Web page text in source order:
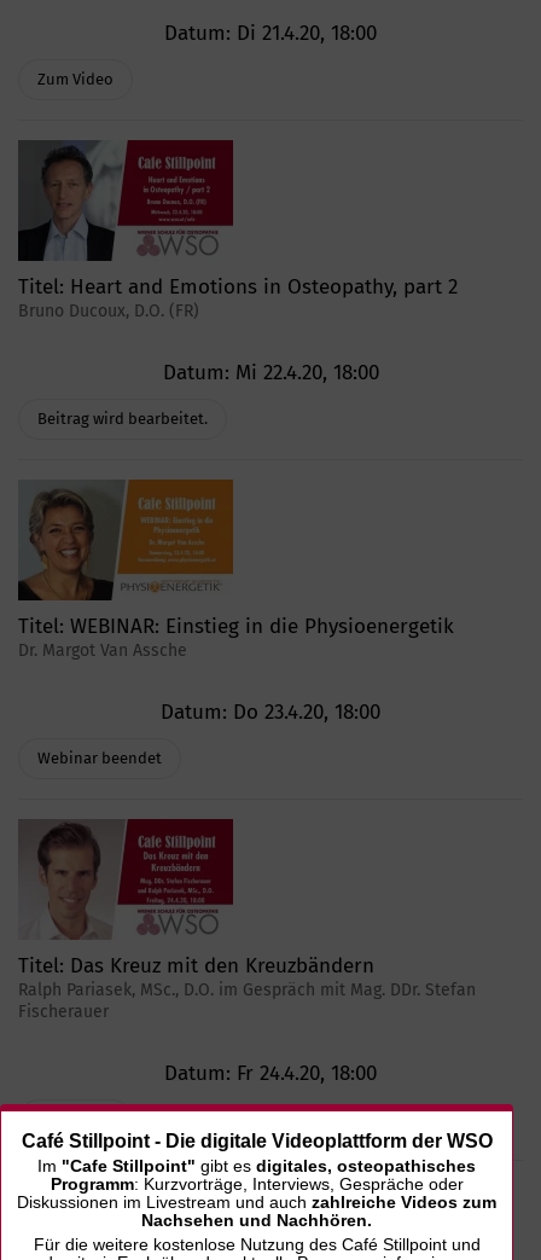
Datum: Di 21.4.20, 18:00
Zum Video
Titel: Heart and Emotions in Osteopathy, part 2
Bruno Ducoux, D.O. (FR)
Datum: Mi 22.4.20, 18:00
Beitrag wird bearbeitet.
Titel: WEBINAR: Einstieg in die Physioenergetik
Dr. Margot Van Assche
Datum: Do 23.4.20, 18:00
Webinar beendet
Titel: Das Kreuz mit den Kreuzbändern
Ralph Pariasek, MSc., D.O. im Gespräch mit Mag. DDr. Stefan
Fischerauer
Datum: Fr 24.4.20, 18:00